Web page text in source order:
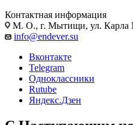
Контактная информация
М. О., г. Мытищи, ул. Карла
info@endever.su
Вконтакте
Telegram
Одноклассники
Rutube
Яндекс.Дзен